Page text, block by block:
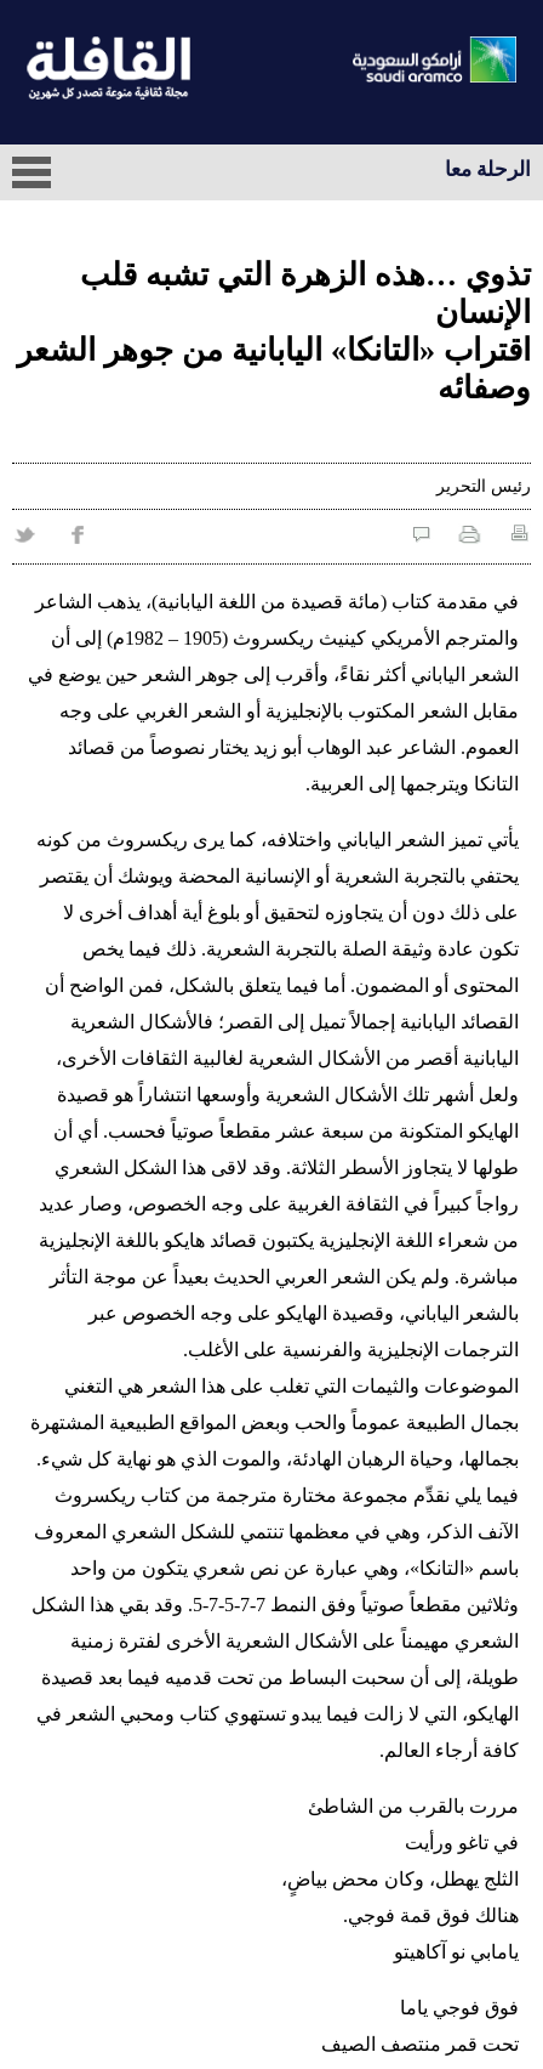
الرحلة معا
تذوي …هذه الزهرة التي تشبه قلب
الإنسان
اقتراب «التانكا» اليابانية من جوهر الشعر
وصفائه
رئيس التحرير
في مقدمة كتاب (مائة قصيدة من اللغة اليابانية)، يذهب الشاعر
والمترجم الأمريكي كينيث ريكسروث (1905 – 1982م) إلى أن
الشعر الياباني أكثر نقاءً، وأقرب إلى جوهر الشعر حين يوضع في
مقابل الشعر المكتوب بالإنجليزية أو الشعر الغربي على وجه
العموم. الشاعر عبد الوهاب أبو زيد يختار نصوصاً من قصائد
التانكا ويترجمها إلى العربية.
يأتي تميز الشعر الياباني واختلافه، كما يرى ريكسروث من كونه
يحتفي بالتجربة الشعرية أو الإنسانية المحضة ويوشك أن يقتصر
على ذلك دون أن يتجاوزه لتحقيق أو بلوغ أية أهداف أخرى لا
تكون عادة وثيقة الصلة بالتجربة الشعرية. ذلك فيما يخص
المحتوى أو المضمون. أما فيما يتعلق بالشكل، فمن الواضح أن
القصائد اليابانية إجمالاً تميل إلى القصر؛ فالأشكال الشعرية
اليابانية أقصر من الأشكال الشعرية لغالبية الثقافات الأخرى،
ولعل أشهر تلك الأشكال الشعرية وأوسعها انتشاراً هو قصيدة
الهايكو المتكونة من سبعة عشر مقطعاً صوتياً فحسب. أي أن
طولها لا يتجاوز الأسطر الثلاثة. وقد لاقى هذا الشكل الشعري
رواجاً كبيراً في الثقافة الغربية على وجه الخصوص، وصار عديد
من شعراء اللغة الإنجليزية يكتبون قصائد هايكو باللغة الإنجليزية
مباشرة. ولم يكن الشعر العربي الحديث بعيداً عن موجة التأثر
بالشعر الياباني، وقصيدة الهايكو على وجه الخصوص عبر
الترجمات الإنجليزية والفرنسية على الأغلب.
الموضوعات والثيمات التي تغلب على هذا الشعر هي التغني
بجمال الطبيعة عموماً والحب وبعض المواقع الطبيعية المشتهرة
بجمالها، وحياة الرهبان الهادئة، والموت الذي هو نهاية كل شيء.
فيما يلي نقدِّم مجموعة مختارة مترجمة من كتاب ريكسروث
الآنف الذكر، وهي في معظمها تنتمي للشكل الشعري المعروف
باسم «التانكا»، وهي عبارة عن نص شعري يتكون من واحد
وثلاثين مقطعاً صوتياً وفق النمط 7-7-5-7-5. وقد بقي هذا الشكل
الشعري مهيمناً على الأشكال الشعرية الأخرى لفترة زمنية
طويلة، إلى أن سحبت البساط من تحت قدميه فيما بعد قصيدة
الهايكو، التي لا زالت فيما يبدو تستهوي كتاب ومحبي الشعر في
كافة أرجاء العالم.
مررت بالقرب من الشاطئ
في تاغو ورأيت
الثلج يهطل، وكان محض بياضٍ،
هنالك فوق قمة فوجي.
يامابي نو آكاهيتو
فوق فوجي ياما
تحت قمر منتصف الصيف